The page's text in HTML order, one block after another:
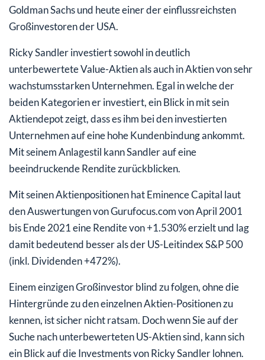
Goldman Sachs und heute einer der einflussreichsten
Großinvestoren der USA.
Ricky Sandler investiert sowohl in deutlich
unterbewertete Value-Aktien als auch in Aktien von sehr
wachstumsstarken Unternehmen. Egal in welche der
beiden Kategorien er investiert, ein Blick in mit sein
Aktiendepot zeigt, dass es ihm bei den investierten
Unternehmen auf eine hohe Kundenbindung ankommt.
Mit seinem Anlagestil kann Sandler auf eine
beeindruckende Rendite zurückblicken.
Mit seinen Aktienpositionen hat Eminence Capital laut
den Auswertungen von Gurufocus.com von April 2001
bis Ende 2021 eine Rendite von +1.530% erzielt und lag
damit bedeutend besser als der US-Leitindex S&P 500
(inkl. Dividenden +472%).
Einem einzigen Großinvestor blind zu folgen, ohne die
Hintergründe zu den einzelnen Aktien-Positionen zu
kennen, ist sicher nicht ratsam. Doch wenn Sie auf der
Suche nach unterbewerteten US-Aktien sind, kann sich
ein Blick auf die Investments von Ricky Sandler lohnen.